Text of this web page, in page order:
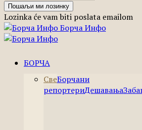
Lozinka će vam biti poslata emailom
Борча Инфо
БОРЧА
СвеБорчани
репортериДешавања